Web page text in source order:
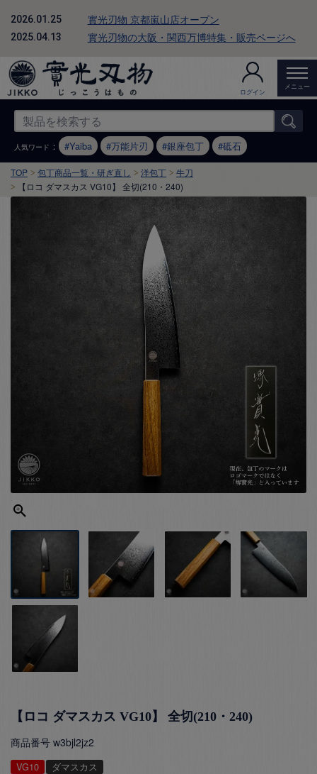
2026.01.25 實光刃物 京都嵐山店オープン
2025.04.13 實光刃物の大阪・関西万博特集・販売ページへ
ログイン
メニュー
人気ワード ： Yaiba 万能片刃 銀座包丁 砥石
TOP 包丁商品一覧・研ぎ直し 洋包丁
牛刀
【ロコ ダマスカス VG10】 全切(210・240)
【ロコ ダマスカス VG10】 全切(210・240)
商品番号 w3bjl2jz2
VG10 ダマスカス